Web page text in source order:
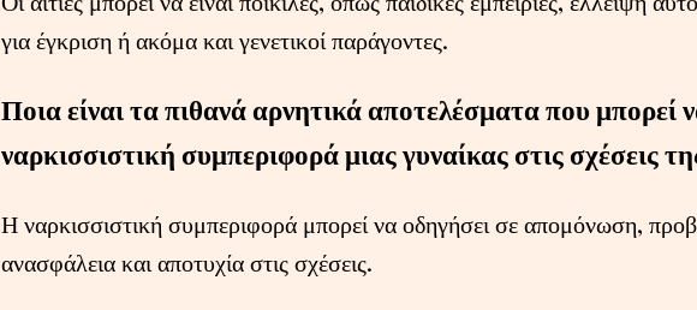
για έγκριση ή ακόμα και γενετικοί παράγοντες.
Ποια είναι τα πιθανά αρνητικά αποτελέσματα που μπορεί
ναρκισσιστική συμπεριφορά μιας γυναίκας στις σχέσεις
Η ναρκισσιστική συμπεριφορά μπορεί να οδηγήσει σε απομόνωση,
ανασφάλεια και αποτυχία στις σχέσεις.